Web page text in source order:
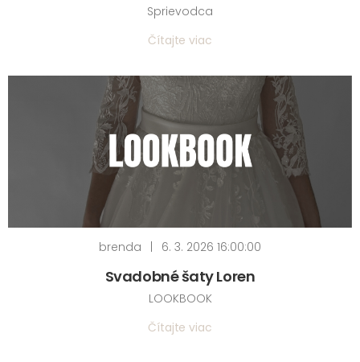
Sprievodca
Čítajte viac
brenda 6. 3. 2026 16:00:00
Svadobné šaty Loren
LOOKBOOK
Čítajte viac